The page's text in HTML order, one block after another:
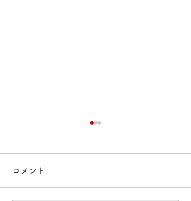
コメント